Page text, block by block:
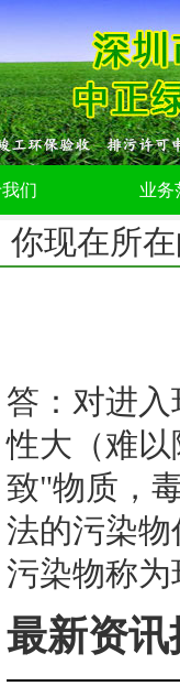
们 业务
你现在所
答：对进
性大（难
致"物质，
法的污染
污染物称
最新资讯